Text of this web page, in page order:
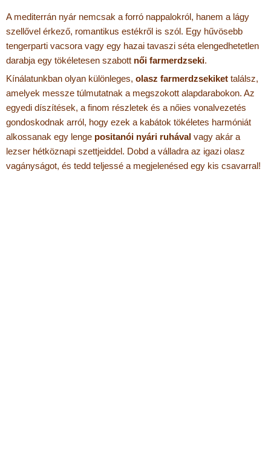
A mediterrán nyár nemcsak a forró nappalokról, hanem a lágy
szellővel érkező, romantikus estékről is szól. Egy hűvösebb
tengerparti vacsora vagy egy hazai tavaszi séta elengedhetetlen
darabja egy tökéletesen szabott női farmerdzseki.
Kínálatunkban olyan különleges, olasz farmerdzsekiket találsz,
amelyek messze túlmutatnak a megszokott alapdarabokon. Az
egyedi díszítések, a finom részletek és a nőies vonalvezetés
gondoskodnak arról, hogy ezek a kabátok tökéletes harmóniát
alkossanak egy lenge positanói nyári ruhával vagy akár a
lezser hétköznapi szettjeiddel. Dobd a válladra az igazi olasz
vagányságot, és tedd teljessé a megjelenésed egy kis csavarral!